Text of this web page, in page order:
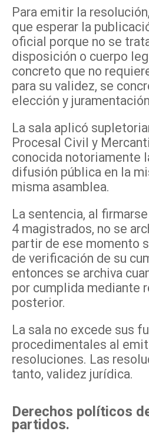
Para emitir la
que esperar la
oficial porque no se
disposición o cuerpo
concreto que no
para su validez, se
elección y
La sala aplicó
Procesal Civil y
conocida notoriamente
difusión pública en la
misma asamblea.
La sentencia, al
4 magistrados, no se
partir de ese momento
de verificación de su
entonces se archiva
por cumplida mediante
posterior.
La sala no excede sus
procedimentales al
resoluciones. Las
tanto, validez jurídica.
Derechos políticos
partidos.